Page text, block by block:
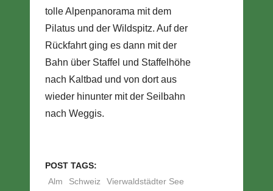
tolle Alpenpanorama mit dem
Pilatus und der Wildspitz. Auf der
Rückfahrt ging es dann mit der
Bahn über Staffel und Staffelhöhe
nach Kaltbad und von dort aus
wieder hinunter mit der Seilbahn
nach Weggis.
POST TAGS:
Alm
Schweiz Vierwaldstädter See